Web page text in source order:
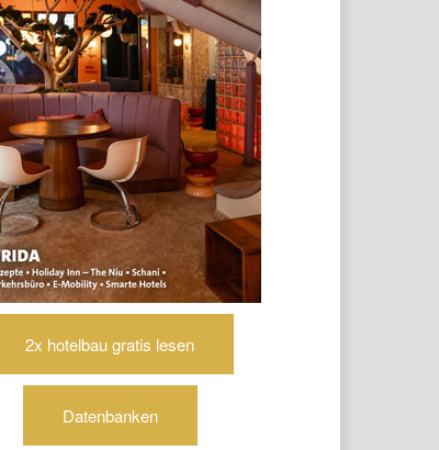
2x hotelbau gratis lesen
Datenbanken